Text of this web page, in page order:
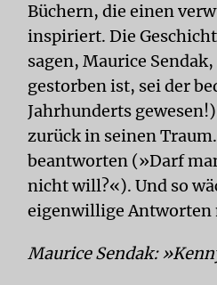
Büchern, die einen
inspiriert. Die
sagen, Maurice
gestorben ist, sei der
Jahrhunderts
zurück in seinen
beantworten (»Darf
nicht will?«). Und so
eigenwillige
Maurice Sendak: